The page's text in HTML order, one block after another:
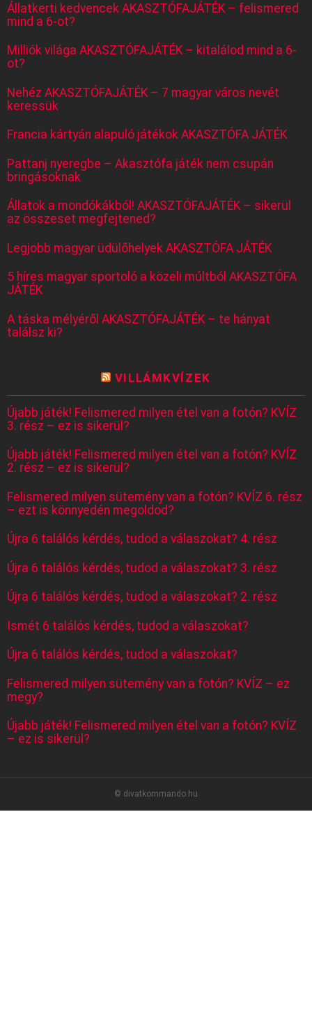
Állatkerti kedvencek AKASZTÓFAJÁTÉK – felismered
mind a 6-ot?
Milliók világa AKASZTÓFAJÁTÉK – kitalálod mind a 6-
ot?
Nehéz AKASZTÓFAJÁTÉK – 7 magyar város nevét
keressük
Francia kártyán alapuló játékok AKASZTÓFA JÁTÉK
Pattanj nyeregbe – Akasztófa játék nem csupán
bringásoknak
Állatok a mondókákból! AKASZTÓFAJÁTÉK – sikerül
az összeset megfejtened?
Legjobb magyar üdülőhelyek AKASZTÓFA JÁTÉK
5 híres magyar sportoló a közeli múltból AKASZTÓFA
JÁTÉK
A táska mélyéről AKASZTÓFAJÁTÉK – te hányat
találsz ki?
VILLÁMKVÍZEK
Újabb játék! Felismered milyen étel van a fotón? KVÍZ
3. rész – ez is sikerül?
Újabb játék! Felismered milyen étel van a fotón? KVÍZ
2. rész – ez is sikerül?
Felismered milyen sütemény van a fotón? KVÍZ 6. rész
– ezt is könnyedén megoldod?
Újra 6 találós kérdés, tudod a válaszokat? 4. rész
Újra 6 találós kérdés, tudod a válaszokat? 3. rész
Újra 6 találós kérdés, tudod a válaszokat? 2. rész
Ismét 6 találós kérdés, tudod a válaszokat?
Újra 6 találós kérdés, tudod a válaszokat?
Felismered milyen sütemény van a fotón? KVÍZ – ez
megy?
Újabb játék! Felismered milyen étel van a fotón? KVÍZ
– ez is sikerül?
© divatkommando.hu